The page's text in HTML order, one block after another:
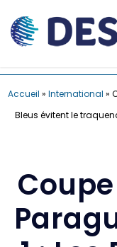
Accueil » International »
Bleus évitent le